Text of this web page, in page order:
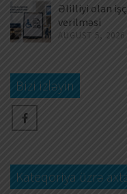
Əlilliyi olan
verilməsi
AUGUST 5, 2026
Bizi izləyin
Kateqoriya üzrə